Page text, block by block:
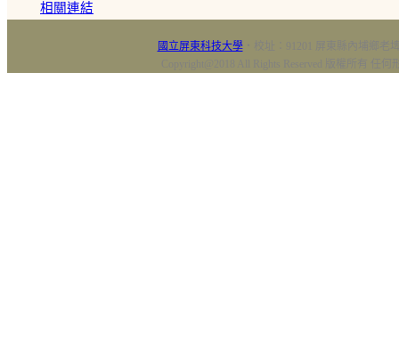
相關連結
國立屏東科技大學‧校址：91201 屏東縣內埔鄉老